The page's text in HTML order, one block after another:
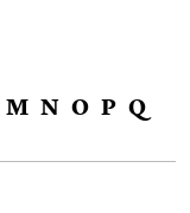
M N O P Q